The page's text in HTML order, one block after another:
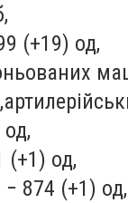
(+19) од,
(+1) од,
874 (+1) од,